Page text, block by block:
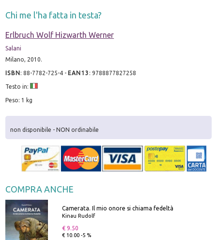
Chi me l'ha fatta in testa?
Erlbruch Wolf Hizwarth Werner
Salani
Milano, 2010.
ISBN:88-7782-725-4 - EAN13 :9788877827258
Testo in:
Peso: 1 kg
non disponibile - NON ordinabile
COMPRA ANCHE
Camerata. Il mio onore si chiama fedeltà
Kinau Rudolf
€ 9.50
€ 10.00 -5 %